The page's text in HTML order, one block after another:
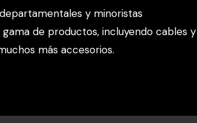
y minoristas
de productos, incluyendo cables y
más accesorios.